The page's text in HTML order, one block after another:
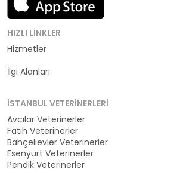
HIZLI LINKLER
Hizmetler
İlgi Alanları
İSTANBUL VETERINERLERI
Avcılar Veterinerler
Fatih Veterinerler
Bahçelievler Veterinerler
Esenyurt Veterinerler
Pendik Veterinerler